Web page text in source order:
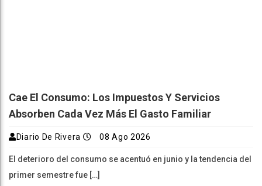
Cae El Consumo: Los Impuestos Y Servicios
Absorben Cada Vez Más El Gasto Familiar
Diario De Rivera 08 Ago 2026
El deterioro del consumo se acentuó en junio y la tendencia del
primer semestre fue […]